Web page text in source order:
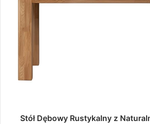
Stół Dębowy Rustykalny z